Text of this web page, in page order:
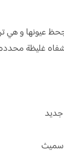
عيونها و
غليظة محدده
سميث